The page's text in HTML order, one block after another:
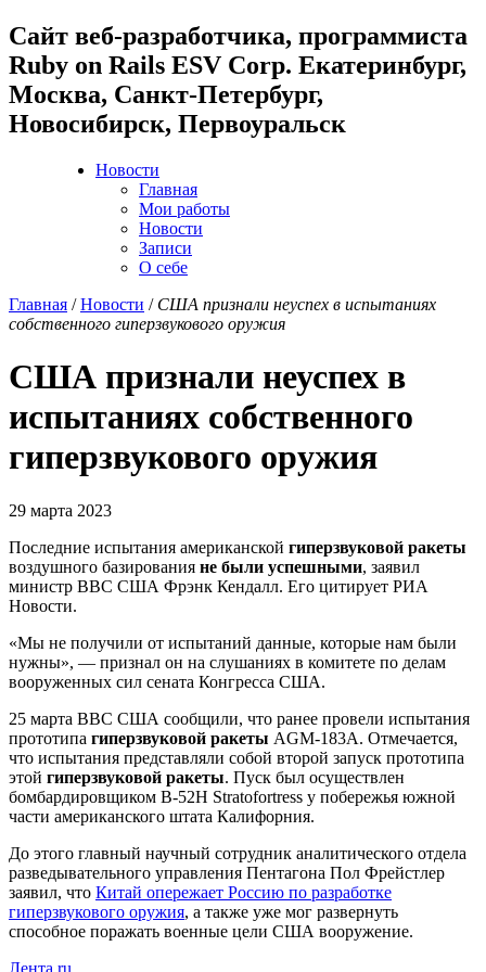
Cайт веб-разработчика, программиста
Ruby on Rails ESV Corp. Екатеринбург,
Москва, Санкт-Петербург,
Новосибирск, Первоуральск
Новости
Главная
Мои работы
Новости
Записи
О себе
Главная /Новости / США признали неуспех в испытаниях
собственного гиперзвукового оружия
США признали неуспех в
испытаниях собственного
гиперзвукового оружия
29 марта 2023
Последние испытания американской гиперзвуковой ракеты
воздушного базирования не были успешными, заявил
министр ВВС США Фрэнк Кендалл. Его цитирует РИА
Новости.
«Мы не получили от испытаний данные, которые нам были
нужны», — признал он на слушаниях в комитете по делам
вооруженных сил сената Конгресса США.
25 марта ВВС США сообщили, что ранее провели испытания
прототипа гиперзвуковой ракеты AGM-183A. Отмечается,
что испытания представляли собой второй запуск прототипа
этой гиперзвуковой ракеты. Пуск был осуществлен
бомбардировщиком B-52H Stratofortress у побережья южной
части американского штата Калифорния.
До этого главный научный сотрудник аналитического отдела
разведывательного управления Пентагона Пол Фрейстлер
заявил, что Китай опережает Россию по разработке
гиперзвукового оружия, а также уже мог развернуть
способное поражать военные цели США вооружение.
Лента.ru